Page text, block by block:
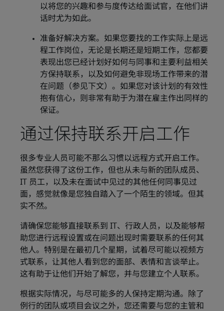
以将您的兴趣和参与度传达给面试官，在他们讲
话时尤为如此。
准备好解决方案。如果您要找的工作实际上是远
程工作岗位，无论是长期还是短期工作，您都要
表现出您已经计划好如何与同事和主要利益相关
方保持联系，以及如何避免非现场工作带来的潜
在问题（参见下文）。如果您对该计划的有效性
抱有信心，则非常有助于为潜在雇主作出同样的
保证。
通过保持联系开启工作
很多专业人员可能不那么习惯以远程方式开启工作。
虽然您获得了这份工作，但也从未与新的团队成员、
IT 员工，以及未在面试中见过的其他任何同事见过
面，感觉就像是您独自踏入了一个陌生的领域。但其
实不然。
请确保您能够直接联系到 IT、行政人员，以及能够帮
助您进行远程设置或在问题出现时需要联系的任何其
他人。特别是在最初几个星期，试着尽可能以视频方
式联系，让其他人看到您的面部、表情和言谈举止。
这有助于让他们开始了解您，并与您建立个人联系。
根据实际情况，与尽可能多的人保持定期沟通。除了
例行的团队或项目会议之外，您还需要与您的主管和